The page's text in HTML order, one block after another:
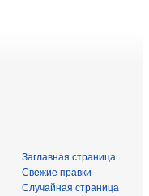
Заглавная страница
Свежие правки
Случайная страница